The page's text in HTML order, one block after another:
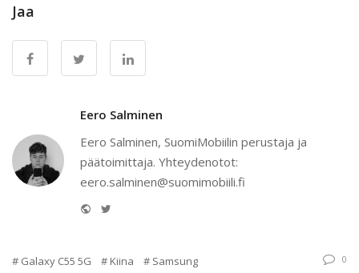
Jaa
Eero Salminen
Eero Salminen, SuomiMobiilin perustaja ja
päätoimittaja. Yhteydenotot:
eero.salminen@suomimobiili.fi
Website
Galaxy C55 5G Kiina Samsung 0